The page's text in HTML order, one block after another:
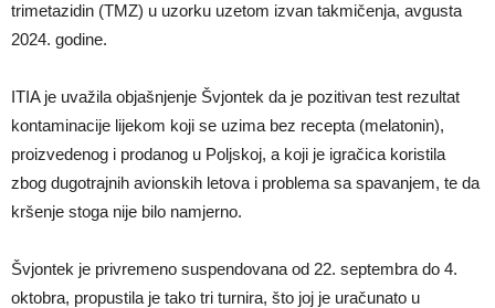
trimetazidin (TMZ) u uzorku uzetom izvan takmičenja, avgusta
2024. godine.
ITIA je uvažila objašnjenje Švjontek da je pozitivan test rezultat
kontaminacije lijekom koji se uzima bez recepta (melatonin),
proizvedenog i prodanog u Poljskoj, a koji je igračica koristila
zbog dugotrajnih avionskih letova i problema sa spavanjem, te da
kršenje stoga nije bilo namjerno.
Švjontek je privremeno suspendovana od 22. septembra do 4.
oktobra, propustila je tako tri turnira, što joj je uračunato u